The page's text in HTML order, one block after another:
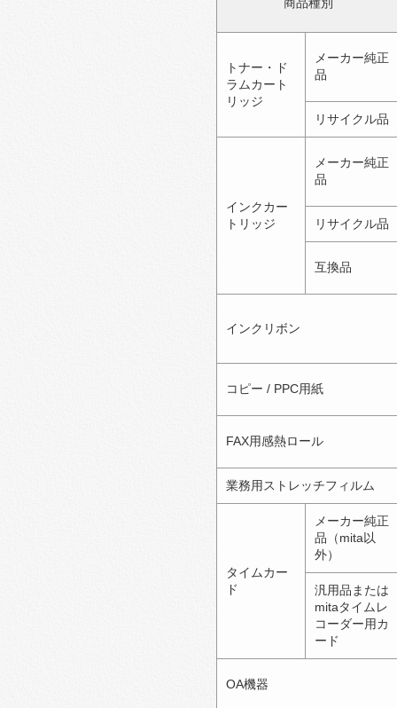
商品種別
トナー・ド
ラムカート
リッジ
メーカー純正
品
リサイクル品
インクカー
トリッジ
メーカー純正
品
リサイクル品
互換品
インクリボン
コピー / PPC用紙
FAX用感熱ロール
業務用ストレッチフィルム
タイムカー
ド
メーカー純正
品（mita以
外）
汎用品または
mitaタイムレ
コーダー用カ
ード
OA機器